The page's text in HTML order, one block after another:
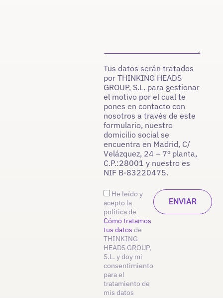
Tus datos serán tratados
por THINKING HEADS
GROUP, S.L. para gestionar
el motivo por el cual te
pones en contacto con
nosotros a través de este
formulario, nuestro
domicilio social se
encuentra en Madrid, C/
Velázquez, 24 – 7º planta,
C.P.:28001 y nuestro es
NIF B-83220475.
He leído y
acepto la
política de
Cómo tratamos
tus datos de
THINKING
HEADS GROUP,
S.L. y doy mi
consentimiento
para el
tratamiento de
mis datos